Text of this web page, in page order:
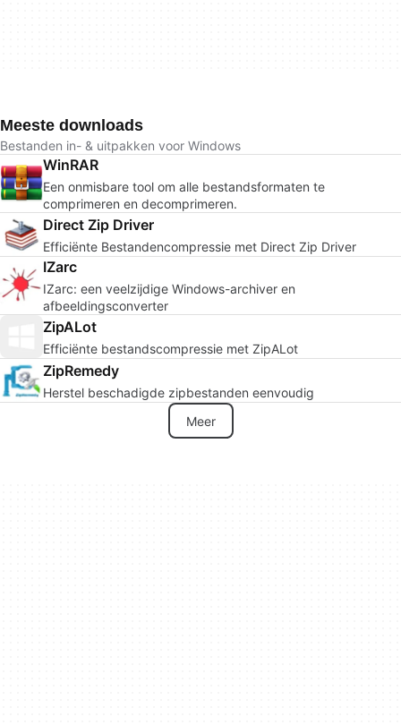
Meeste downloads
Bestanden in- & uitpakken voor Windows
WinRAR
Een onmisbare tool om alle bestandsformaten te
comprimeren en decomprimeren.
Direct Zip Driver
Efficiënte Bestandencompressie met Direct Zip Driver
IZarc
IZarc: een veelzijdige Windows-archiver en
afbeeldingsconverter
ZipALot
Efficiënte bestandscompressie met ZipALot
ZipRemedy
Herstel beschadigde zipbestanden eenvoudig
Meer